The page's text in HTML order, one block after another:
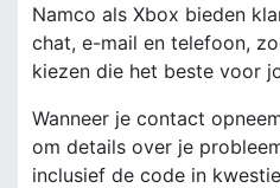
Namco als Xbox bieden
chat, e-mail en telefoon,
kiezen die het beste voor
Wanneer je contact
om details over je
inclusief de code in